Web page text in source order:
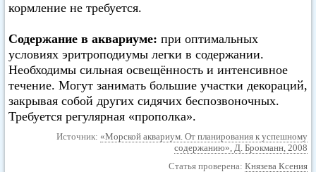
кормление не требуется.
Содержание в аквариуме: при оптимальных
условиях эритроподиумы легки в содержании.
Необходимы сильная освещённость и интенсивное
течение. Могут занимать большие участки декораций,
закрывая собой других сидячих беспозвоночных.
Требуется регулярная «прополка».
Источник: «Морской аквариум. От планирования к успешному
содержанию», Д. Брокманн, 2008
Статья проверена: Князева Ксения